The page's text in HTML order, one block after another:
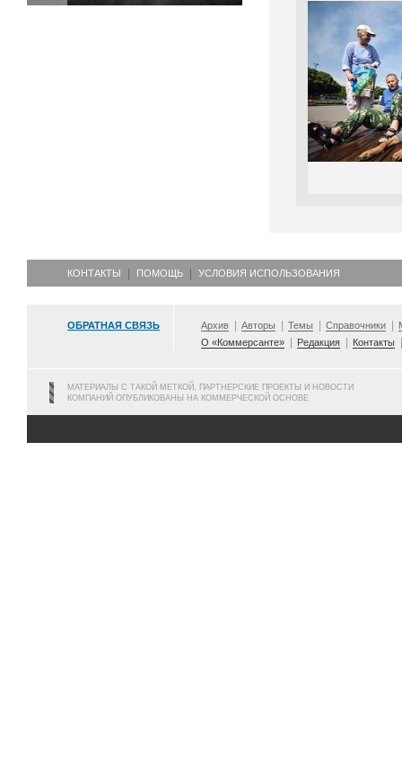
КОНТАКТЫ ПОМОЩЬ УСЛОВИЯ ИСПОЛЬЗОВАНИЯ
ОБРАТНАЯ СВЯЗЬ Архив Авторы Темы Справочники
О «Коммерсанте»
Редакция Контакты
МАТЕРИАЛЫ С ТАКОЙ МЕТКОЙ, ПАРТНЕРСКИЕ ПРОЕКТЫ И НОВОСТИ
КОМПАНИЙ ОПУБЛИКОВАНЫ НА КОММЕРЧЕСКОЙ ОСНОВЕ